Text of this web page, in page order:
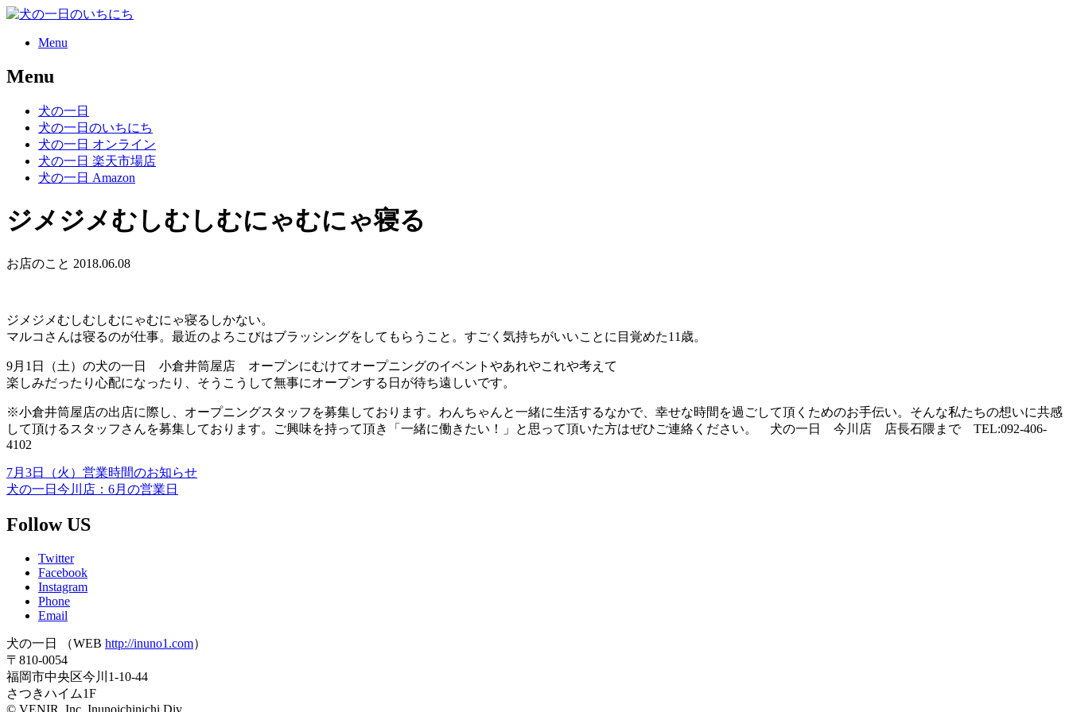
のいちにち
Menu
Menu
犬の一日
犬の一日のいちにち
犬の一日 オンライン
犬の一日 楽天市場店
犬の一日 Amazon
ジメジメむしむしむにゃむにゃ寝る
お店のこと 2018.06.08
ジメジメむしむしむにゃむにゃ寝るしかない。
マルコさんは寝るのが仕事。最近のよろこびはブラッシングをしてもらうこと。すごく気持ちがいいことに目覚めた11歳。
9月1日（土）の犬の一日 小倉井筒屋店 オープンにむけてオープニングのイベントやあれやこれや考えて
楽しみだったり心配になったり、そうこうして無事にオープンする日が待ち遠しいです。
※小倉井筒屋店の出店に際し、オープニングスタッフを募集しております。わんちゃんと一緒に生活するなかで、幸せな時間を過ごして頂くためのお手伝い。そんな私たちの想いに共感
して頂けるスタッフさんを募集しております。ご興味を持って頂き「一緒に働きたい！」と思って頂いた方はぜひご連絡ください。 犬の一日 今川店 店長石隈まで TEL:092-406-
4102
7月3日（火）営業時間のお知らせ
犬の一日今川店：6月の営業日
Follow US
Twitter
Facebook
Instagram
Phone
Email
犬の一日 （WEB http://inuno1.com）
〒810-0054
福岡市中央区今川1-10-44
さつきハイム1F
© VENIR, Inc. Inunoichinichi Div.